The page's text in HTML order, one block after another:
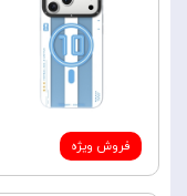
فروش ویژه